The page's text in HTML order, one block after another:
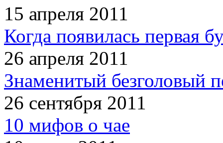
15 апреля 2011
Когда появилась первая
26 апреля 2011
Знаменитый безголовый
26 сентября 2011
10 мифов о чае